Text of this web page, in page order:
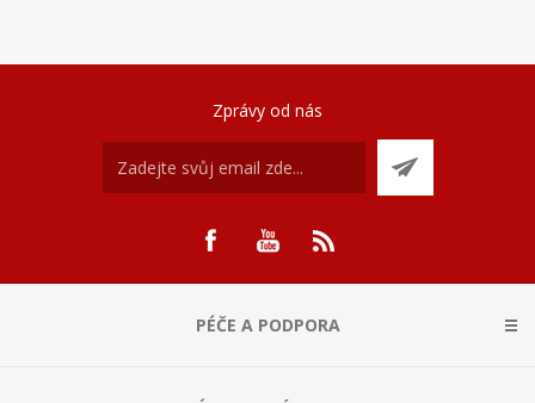
Zprávy od nás
PÉČE A PODPORA